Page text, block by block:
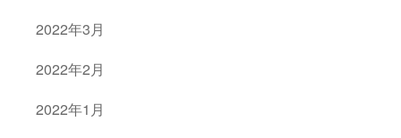
2022年3月
2022年2月
2022年1月